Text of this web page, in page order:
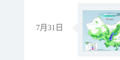
7月31日